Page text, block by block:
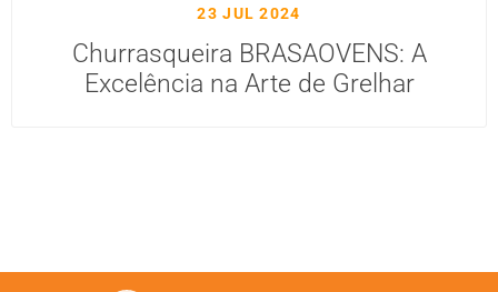
23 JUL 2024
Churrasqueira BRASAOVENS: A
Excelência na Arte de Grelhar